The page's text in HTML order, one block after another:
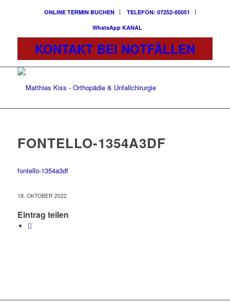
ONLINE TERMIN BUCHEN
TELEFON: 07252-85051
WhatsApp KANAL
KONTAKT BEI NOTFÄLLEN
FONTELLO-1354A3DF
fontello-1354a3df
18. OKTOBER 2022
Eintrag teilen